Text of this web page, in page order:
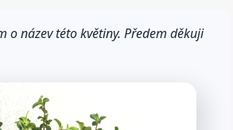
o název této květiny. Předem děkuji